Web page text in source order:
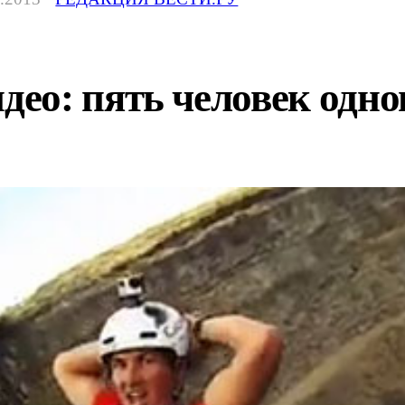
пять человек